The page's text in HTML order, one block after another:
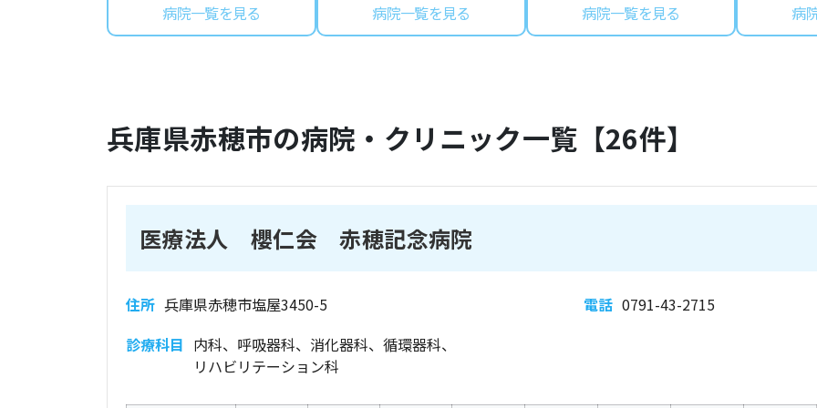
病院一覧を見る 病院一覧を見る 病院一覧を見る 病
兵庫県赤穂市の病院・クリニック一覧【26件】
医療法人 櫻仁会 赤穂記念病院
住所 兵庫県赤穂市塩屋3450-5 電話 0791-43-2715
診療科目 内科、呼吸器科、消化器科、循環器科、
リハビリテーション科